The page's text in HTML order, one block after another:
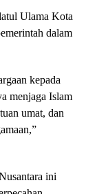
Ulama Kota
dalam
kepada
menjaga Islam
umat, dan
ini